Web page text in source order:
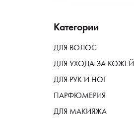
Категории
ДЛЯ ВОЛОС
ДЛЯ УХОДА ЗА КОЖЕЙ
ДЛЯ РУК И НОГ
ПАРФЮМЕРИЯ
ДЛЯ МАКИЯЖА